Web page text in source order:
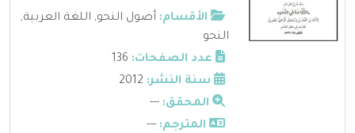
الأقسام: أصول النحو, اللغة العربية,
النحو
عدد الصفحات:
سنة النشر:
المحقق: ---
المترجم: ---